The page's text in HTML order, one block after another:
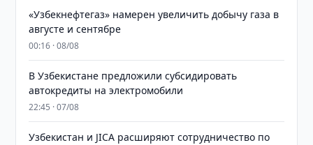
«Узбекнефтегаз» намерен увеличить добычу газа в
августе и сентябре
00:16 · 08/08
В Узбекистане предложили субсидировать
автокредиты на электромобили
22:45 · 07/08
Узбекистан и JICA расширяют сотрудничество по